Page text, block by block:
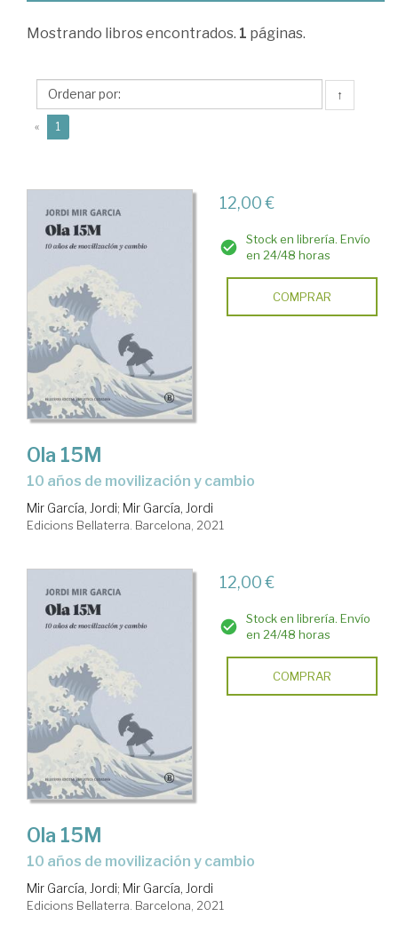
Mir
Jordi
Mostrando libros encontrados. 1 páginas.
↑
« 1
12,00 €
Stock en librería. Envío
en 24/48 horas
COMPRAR
Ola 15M
10 años de movilización y cambio
Mir García, Jordi; Mir García, Jordi
Edicions Bellaterra. Barcelona, 2021
12,00 €
Stock en librería. Envío
en 24/48 horas
COMPRAR
Ola 15M
10 años de movilización y cambio
Mir García, Jordi; Mir García, Jordi
Edicions Bellaterra. Barcelona, 2021